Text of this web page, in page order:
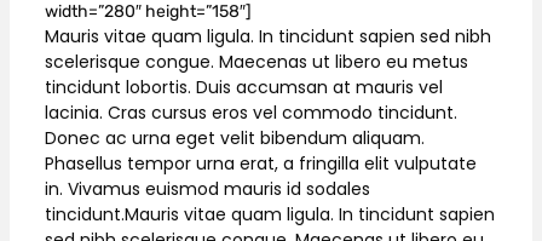
width=”280″ height=”158″]
Mauris vitae quam ligula. In tincidunt sapien sed nibh
scelerisque congue. Maecenas ut libero eu metus
tincidunt lobortis. Duis accumsan at mauris vel
lacinia. Cras cursus eros vel commodo tincidunt.
Donec ac urna eget velit bibendum aliquam.
Phasellus tempor urna erat, a fringilla elit vulputate
in. Vivamus euismod mauris id sodales
tincidunt.Mauris vitae quam ligula. In tincidunt sapien